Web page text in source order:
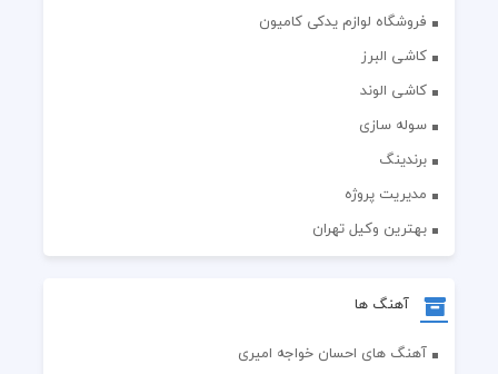
فروشگاه لوازم یدکی کامیون
کاشی البرز
کاشی الوند
سوله سازی
برندینگ
مدیریت پروژه
بهترین وکیل تهران
آهنگ ها
آهنگ های احسان خواجه امیری